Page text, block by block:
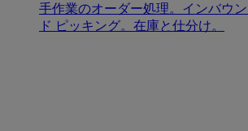
手作業のオーダー処理。インバウ
ド ピッキング。在庫と仕分け。